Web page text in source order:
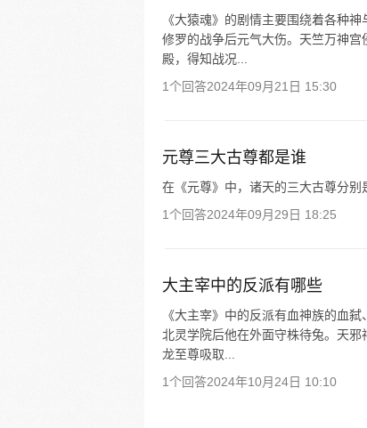
《大猿魂》的剧情主要围绕着各种
修罗的战争后元气大伤。天竺万神
殿，得知战况...
1个回答2024年09月21日 15:30
元尊三大古尊都是谁
在《元尊》中，诸天的三大古尊分别
1个回答2024年09月29日 18:25
大主宰中的反派有哪些
《大主宰》中的反派有血神族的血
北灵学院后他在外面守株待兔。天
龙至尊吸取...
1个回答2024年10月24日 10:10